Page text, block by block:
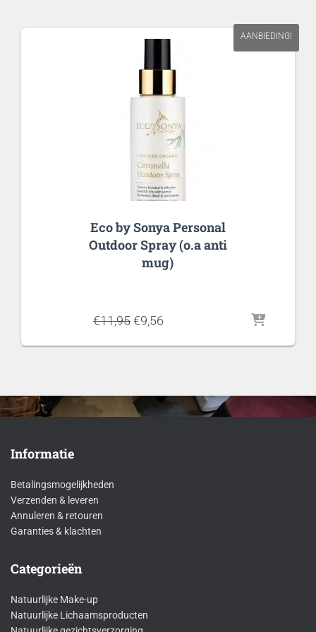
AANBIEDING!
Eco by Sonya Personal
Outdoor Spray (o.a anti
mug)
€11,95Oorspronkelijke
was:
€9,56
is:
Informatie
Betalingsmogelijkheden
Verzenden & leveren
Annuleren & retouren
Garanties & klachten
Categorieën
Natuurlijke Make-up
Natuurlijke Lichaamsproducten